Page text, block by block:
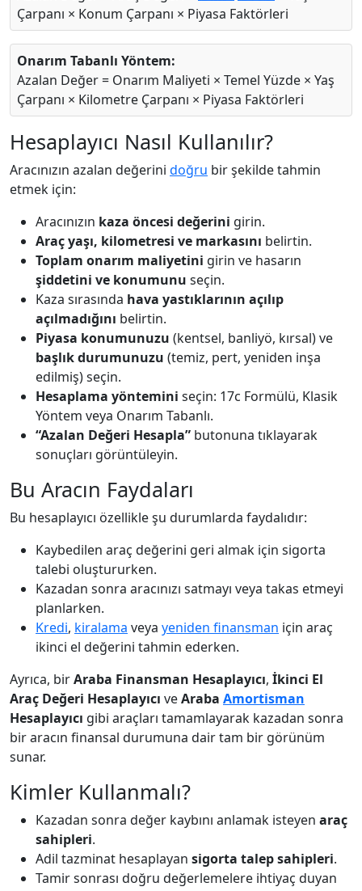
Çarpanı × Konum Çarpanı × Piyasa Faktörleri
Onarım Tabanlı Yöntem:
Azalan Değer = Onarım Maliyeti × Temel Yüzde × Yaş
Çarpanı × Kilometre Çarpanı × Piyasa Faktörleri
Hesaplayıcı Nasıl Kullanılır?
Aracınızın azalan değerini doğru bir şekilde tahmin
etmek için:
Aracınızın kaza öncesi değerini girin.
Araç yaşı, kilometresi ve markasını belirtin.
Toplam onarım maliyetini girin ve hasarın
şiddetini ve konumunu seçin.
Kaza sırasında hava yastıklarının açılıp
açılmadığını belirtin.
Piyasa konumunuzu (kentsel, banliyö, kırsal) ve
başlık durumunuzu (temiz, pert, yeniden inşa
edilmiş) seçin.
Hesaplama yöntemini seçin: 17c Formülü, Klasik
Yöntem veya Onarım Tabanlı.
“Azalan Değeri Hesapla” butonuna tıklayarak
sonuçları görüntüleyin.
Bu Aracın Faydaları
Bu hesaplayıcı özellikle şu durumlarda faydalıdır:
Kaybedilen araç değerini geri almak için sigorta
talebi oluştururken.
Kazadan sonra aracınızı satmayı veya takas etmeyi
planlarken.
Kredi, kiralama veya yeniden finansman için araç
ikinci el değerini tahmin ederken.
Ayrıca, birAraba Finansman Hesaplayıcı, İkinci El
Araç Değeri Hesaplayıcı veAraba Amortisman
Hesaplayıcı gibi araçları tamamlayarak kazadan sonra
bir aracın finansal durumuna dair tam bir görünüm
sunar.
Kimler Kullanmalı?
Kazadan sonra değer kaybını anlamak isteyen araç
sahipleri.
Adil tazminat hesaplayan sigorta talep sahipleri.
Tamir sonrası doğru değerlemelere ihtiyaç duyan